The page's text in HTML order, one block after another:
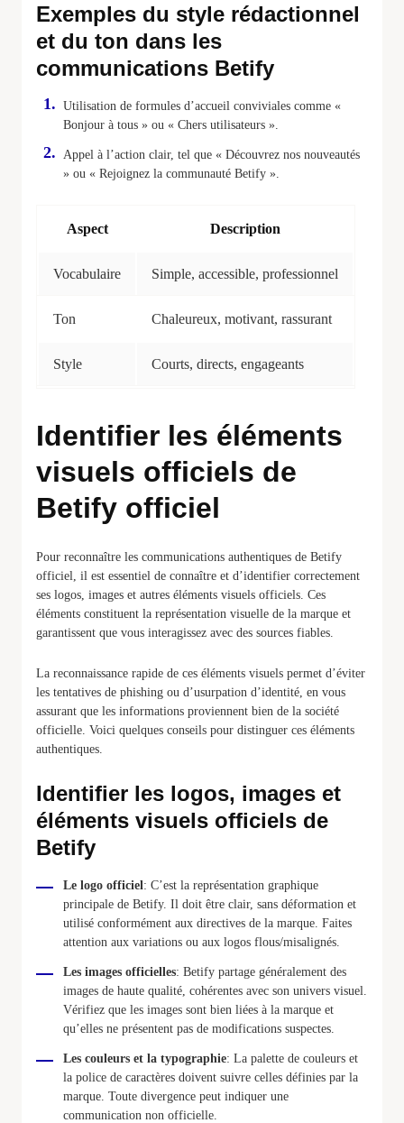
Exemples du style rédactionnel
et du ton dans les
communications Betify
Utilisation de formules d’accueil conviviales comme «
Bonjour à tous » ou « Chers utilisateurs ».
Appel à l’action clair, tel que « Découvrez nos nouveautés
» ou « Rejoignez la communauté Betify ».
Aspect Description
Vocabulaire Simple, accessible, professionnel
Ton Chaleureux, motivant, rassurant
Style Courts, directs, engageants
Identifier les éléments
visuels officiels de
Betify officiel
Pour reconnaître les communications authentiques de Betify
officiel, il est essentiel de connaître et d’identifier correctement
ses logos, images et autres éléments visuels officiels. Ces
éléments constituent la représentation visuelle de la marque et
garantissent que vous interagissez avec des sources fiables.
La reconnaissance rapide de ces éléments visuels permet d’éviter
les tentatives de phishing ou d’usurpation d’identité, en vous
assurant que les informations proviennent bien de la société
officielle. Voici quelques conseils pour distinguer ces éléments
authentiques.
Identifier les logos, images et
éléments visuels officiels de
Betify
Le logo officiel: C’est la représentation graphique
principale de Betify. Il doit être clair, sans déformation et
utilisé conformément aux directives de la marque. Faites
attention aux variations ou aux logos flous/misalignés.
Les images officielles: Betify partage généralement des
images de haute qualité, cohérentes avec son univers visuel.
Vérifiez que les images sont bien liées à la marque et
qu’elles ne présentent pas de modifications suspectes.
Les couleurs et la typographie: La palette de couleurs et
la police de caractères doivent suivre celles définies par la
marque. Toute divergence peut indiquer une
communication non officielle.